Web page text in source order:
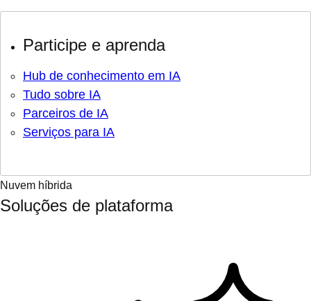
Participe e aprenda
Hub de conhecimento em IA
Tudo sobre IA
Parceiros de IA
Serviços para IA
Nuvem híbrida
Soluções de plataforma